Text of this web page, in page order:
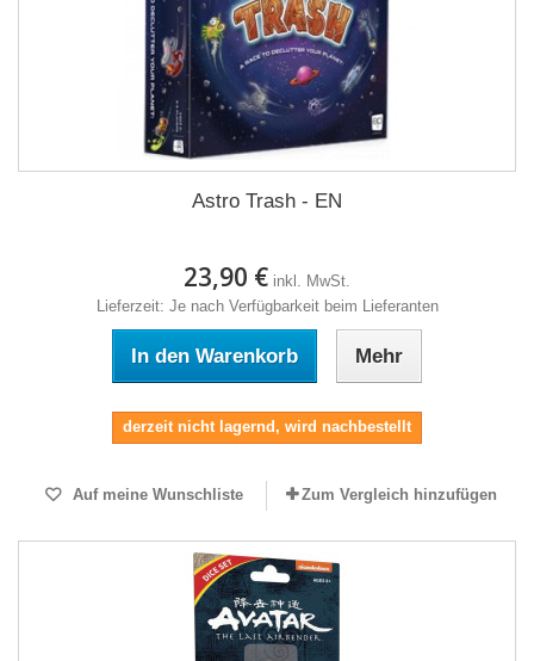
Astro Trash - EN
23,90 € inkl. MwSt.
Lieferzeit: Je nach Verfügbarkeit beim Lieferanten
In den Warenkorb Mehr
derzeit nicht lagernd, wird nachbestellt
Auf meine Wunschliste Zum Vergleich hinzufügen